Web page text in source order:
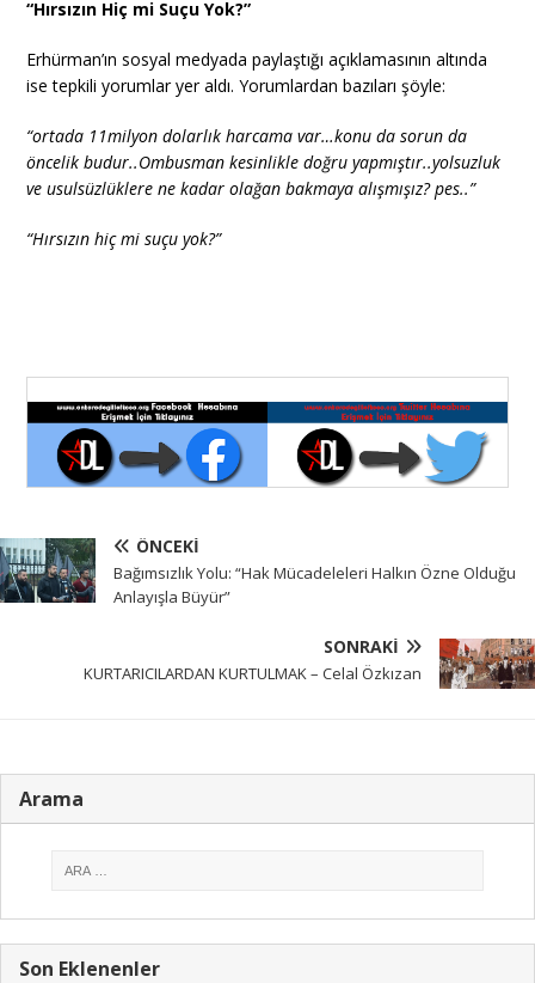
“Hırsızın Hiç mi Suçu Yok?”
Erhürman’ın sosyal medyada paylaştığı açıklamasının altında
ise tepkili yorumlar yer aldı. Yorumlardan bazıları şöyle:
“ortada 11milyon dolarlık harcama var…konu da sorun da
öncelik budur..Ombusman kesinlikle doğru yapmıştır..yolsuzluk
ve usulsüzlüklere ne kadar olağan bakmaya alışmışız? pes..”
“Hırsızın hiç mi suçu yok?”
ÖNCEKI
Bağımsızlık Yolu: “Hak Mücadeleleri Halkın Özne Olduğu
Anlayışla Büyür”
SONRAKI
KURTARICILARDAN KURTULMAK – Celal Özkızan
Arama
Son Eklenenler